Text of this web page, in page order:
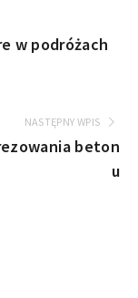
w podróżach
NASTĘPNY WPIS
beton
u